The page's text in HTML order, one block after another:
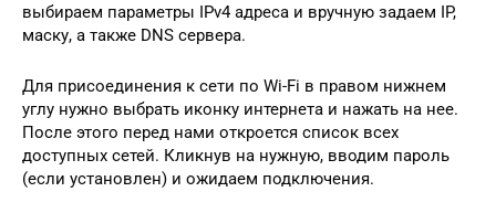
выбираем параметры IPv4 адреса и вручную задаем IP,
маску, а также DNS сервера.
Для присоединения к сети по Wi-Fi в правом нижнем
углу нужно выбрать иконку интернета и нажать на нее.
После этого перед нами откроется список всех
доступных сетей. Кликнув на нужную, вводим пароль
(если установлен) и ожидаем подключения.